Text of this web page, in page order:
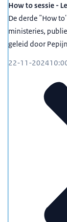
How to sessie -
De derde "How
ministeries,
geleid door
22-11-2024